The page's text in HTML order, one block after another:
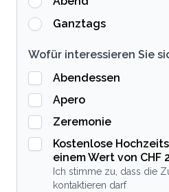
Ganztags
Wofür interessieren Sie
Abendessen
Apero
Zeremonie
Kostenlose
einem Wert von CHF
Ich stimme zu, dass die
kontaktieren darf